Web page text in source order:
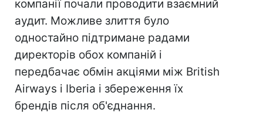
компанії почали проводити взаємний
аудит. Можливе злиття було
одностайно підтримане радами
директорів обох компаній і
передбачає обмін акціями між British
Airways і Iberia і збереження їх
брендів після об'єднання.